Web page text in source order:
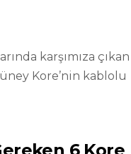
karşımıza çıkan
Kore’nin kablolu